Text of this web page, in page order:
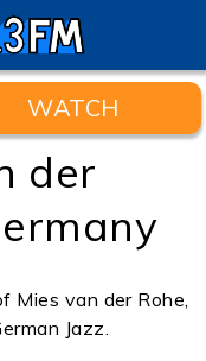
WATCH
der
Mies van der Rohe,
Jazz.